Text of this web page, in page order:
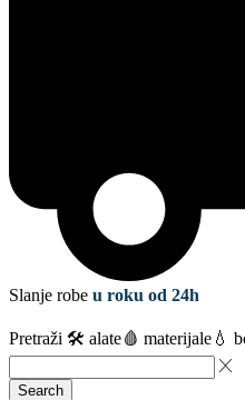
Slanje robe u roku od 24h
Pretraži 🛠️ alate🩸 materijale 💧
Search